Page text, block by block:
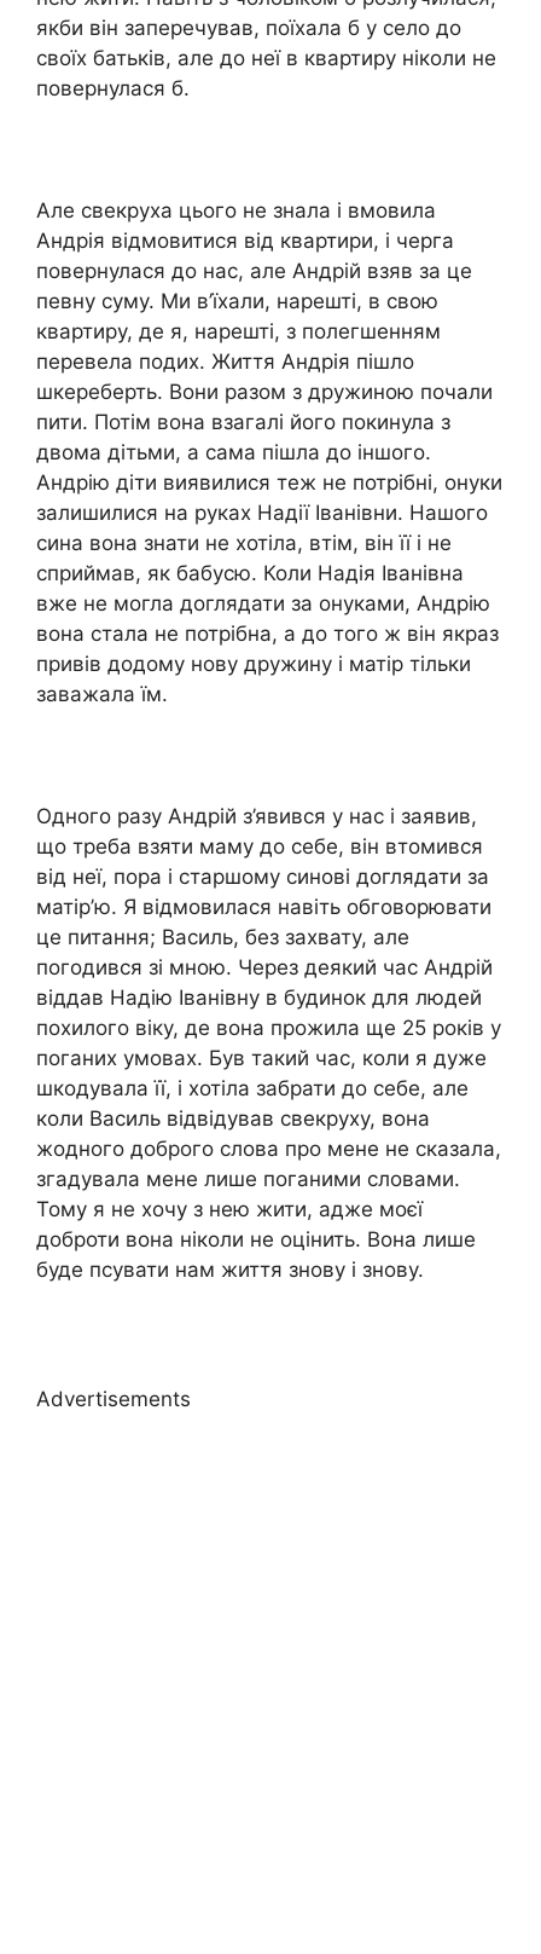
якби він заперечував, поїхала б у село до
своїх батьків, але до неї в квартиру ніколи не
повернулася б.
Але свекруха цього не знала і вмовила
Андрія відмовитися від квартири, і черга
повернулася до нас, але Андрій взяв за це
певну суму. Ми в’їхали, нарешті, в свою
квартиру, де я, нарешті, з полегшенням
перевела подих. Життя Андрія пішло
шкереберть. Вони разом з дружиною почали
пити. Потім вона взагалі його покинула з
двома дітьми, а сама пішла до іншого.
Андрію діти виявилися теж не потрібні, онуки
залишилися на руках Надії Іванівни. Нашого
сина вона знати не хотіла, втім, він її і не
сприймав, як бабусю. Коли Надія Іванівна
вже не могла доглядати за онуками, Андрію
вона стала не потрібна, а до того ж він якраз
привів додому нову дружину і матір тільки
заважала їм.
Одного разу Андрій з’явився у нас і заявив,
що треба взяти маму до себе, він втомився
від неї, пора і старшому синові доглядати за
матір’ю. Я відмовилася навіть обговорювати
це питання; Василь, без захвату, але
погодився зі мною. Через деякий час Андрій
віддав Надію Іванівну в будинок для людей
похилого віку, де вона прожила ще 25 років у
поганих умовах. Був такий час, коли я дуже
шкодувала її, і хотіла забрати до себе, але
коли Василь відвідував свекруху, вона
жодного доброго слова про мене не сказала,
згадувала мене лише поганими словами.
Тому я не хочу з нею жити, адже моєї
доброти вона ніколи не оцінить. Вона лише
буде псувати нам життя знову і знову.
Advertisements